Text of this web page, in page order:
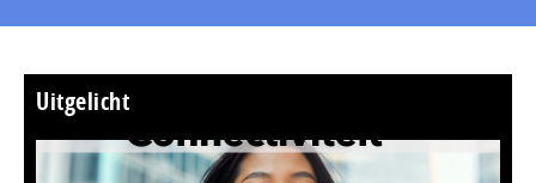
Uitgelicht